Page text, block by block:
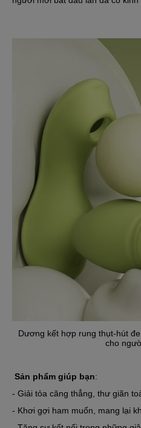
Dương kết hợp rung thụt-hút
cho
Sản phẩm giúp bạn:
- Giải tỏa căng thẳng, thư giãn
- Khơi gợi ham muốn, mang lại